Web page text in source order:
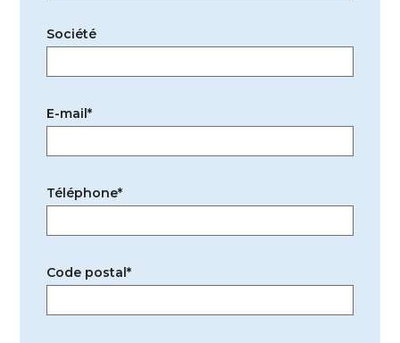
Société
E-mail*
Téléphone*
Code postal*